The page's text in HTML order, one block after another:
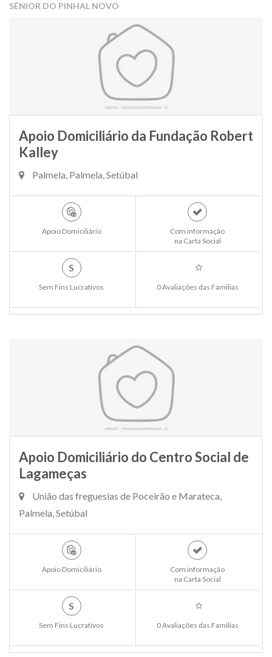
SÉNIOR DO PINHAL NOVO
Apoio Domiciliário da Fundação Robert
Kalley
Palmela, Palmela, Setúbal
Apoio Domiciliário
Com informação
na Carta Social
S
Sem Fins Lucrativos 0 Avaliações das Familias
Apoio Domiciliário do Centro Social de
Lagameças
União das freguesias de Poceirão e Marateca,
Palmela, Setúbal
Apoio Domiciliário
Com informação
na Carta Social
S
Sem Fins Lucrativos 0 Avaliações das Familias